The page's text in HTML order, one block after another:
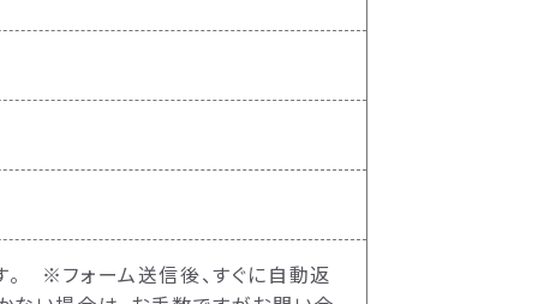
。 ※フォーム送信後、すぐに自動返